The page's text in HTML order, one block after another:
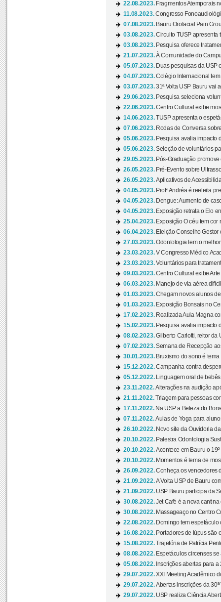
22.08.2023. Fragmentos Atemporais
11.08.2023.Congresso
07.08.2023. Bauru Orofacial Pain
03.08.2023.Circuito TUSP apresenta
03.08.2023. Pesquisa oferece
21.07.2023.À Comunidade do
05.07.2023. Duas pesquisas da USP
04.07.2023.Colégio Internacional
03.07.2023.31ª Volta USP Bauru vai
29.06.2023. Pesquisa seleciona
22.06.2023.Centro Cultural exibe
14.06.2023.TUSP apresenta o
07.06.2023. Rodas de Conversa
05.06.2023. Pesquisa avalia impacto
05.06.2023.Seleção de voluntários
29.05.2023. Pós-Graduação
26.05.2023. Pré-Evento sobre
26.05.2023.Aplicativos de
04.05.2023. Profª Andréa é reeleita
04.05.2023. Dengue: Aumento de
04.05.2023. Exposição retrata o Elo
25.04.2023. Exposição O céu tem cor
06.04.2023. Eleição Conselho Gestor
27.03.2023.Odontologia tem o
23.03.2023.V Congresso Médico
23.03.2023.Voluntários para
09.03.2023.Centro Cultural exibe
06.03.2023. Manejo de via aérea
01.03.2023.Chegam novos alunos
01.03.2023. Exposição Bonsais no
17.02.2023. Realizada Aula Magna
15.02.2023. Pesquisa avalia impacto
08.02.2023.Gilberto Carlotti, reitor da
07.02.2023.Semana de Recepção
30.01.2023. Bruxismo do sono é
15.12.2022.Campanha contra
05.12.2022.
Linguagem oral de
23.11.2022.Alterações na audição
21.11.2022.Triagem para pessoas
17.11.2022. Na USP a Beleza do
07.11.2022.Aulas de Yoga para
26.10.2022. Novo site da Ouvidoria
20.10.2022. Palestra Odontologia
20.10.2022.Acontece em Bauru o 19º
20.10.2022. Momentos é tema de
26.09.2022.Conheça os vencedores
21.09.2022.A Volta USP de Bauru
21.09.2022. USP Bauru participa da
30.08.2022.Jet Café é a nova
30.08.2022. Massageaço no Centro
22.08.2022. Domingo tem espetáculo
16.08.2022. Portadores de lúpus são
15.08.2022.Trajetória de Patrícia
08.08.2022. Espetáculos circenses
05.08.2022. Inscrições abertas para a
29.07.2022.XXI Meeting Acadêmico
29.07.2022.Abertas inscrições da 30ª
29.07.2022. USP realiza Ciência